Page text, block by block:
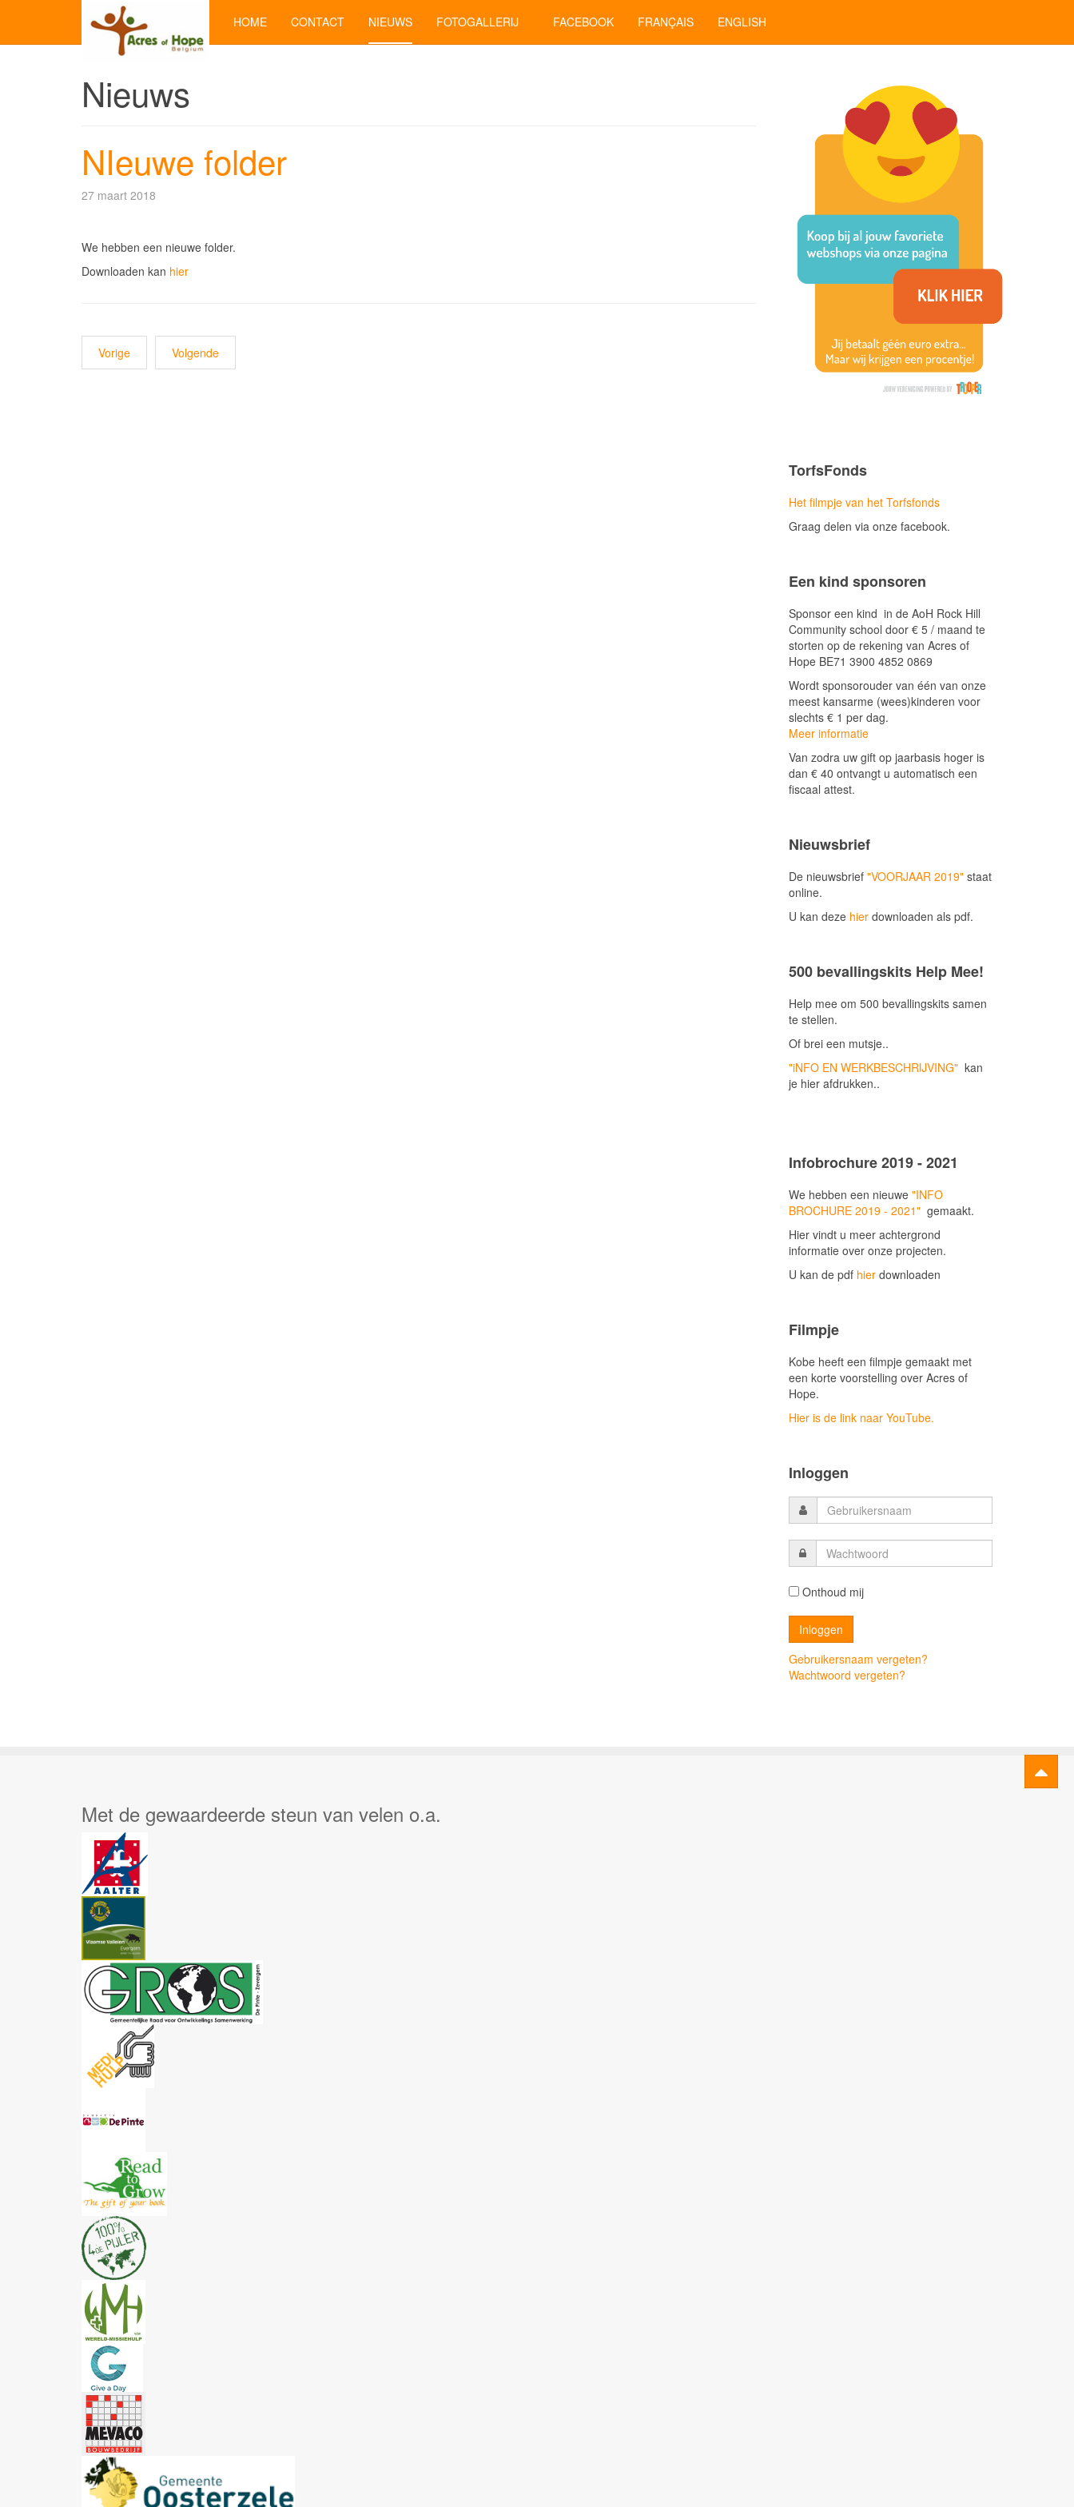
HOME CONTACT NIEUWS FOTOGALLERIJ FACEBOOK FRANÇAIS ENGLISH
Nieuws
NIeuwe folder
27 maart 2018
We hebben een nieuwe folder.
Downloaden kan hier
Vorige Volgende
TorfsFonds
Het filmpje van het Torfsfonds
Graag delen via onze facebook.
Een kind sponsoren
Sponsor een kind in de AoH Rock Hill
Community school door € 5 / maand te
storten op de rekening van Acres of
Hope BE71 3900 4852 0869
Wordt sponsorouder van één van onze
meest kansarme (wees)kinderen voor
slechts € 1 per dag.
Meer informatie
Van zodra uw gift op jaarbasis hoger is
dan € 40 ontvangt u automatisch een
fiscaal attest.
Nieuwsbrief
De nieuwsbrief "VOORJAAR 2019" staat
online.
U kan deze hier downloaden als pdf.
500 bevallingskits Help Mee!
Help mee om 500 bevallingskits samen
te stellen.
Of brei een mutsje..
"iNFO EN WERKBESCHRIJVING" kan
je hier afdrukken..
Infobrochure 2019 - 2021
We hebben een nieuwe "INFO
BROCHURE 2019 - 2021" gemaakt.
Hier vindt u meer achtergrond
informatie over onze projecten.
U kan de pdf hier downloaden
Filmpje
Kobe heeft een filmpje gemaakt met
een korte voorstelling over Acres of
Hope.
Hier is de link naar YouTube.
Inloggen
Onthoud mij
Gebruikersnaam vergeten?
Wachtwoord vergeten?
Met de gewaardeerde steun van velen o.a.